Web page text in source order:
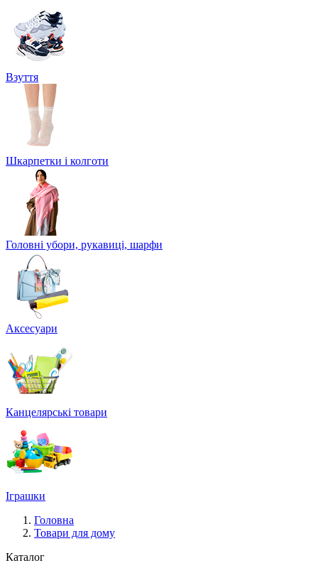
Взуття
Шкарпетки і колготи
Головні убори, рукавиці, шарфи
Аксесуари
Канцелярські товари
Іграшки
Головна
Товари для дому
Каталог